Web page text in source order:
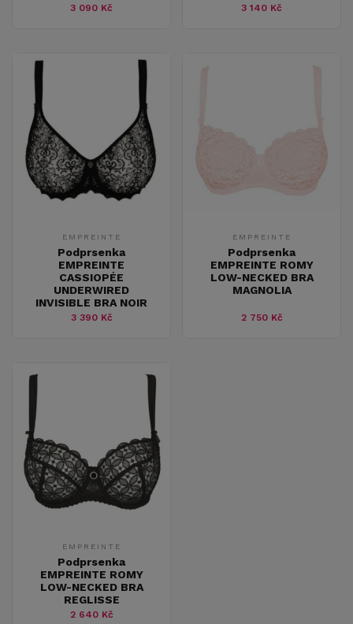
3 090 Kč 3 140 Kč
EMPREINTE
Podprsenka
EMPREINTE
CASSIOPÉE
UNDERWIRED
INVISIBLE BRA NOIR
3 390 Kč
EMPREINTE
Podprsenka
EMPREINTE ROMY
LOW-NECKED BRA
MAGNOLIA
2 750 Kč
EMPREINTE
Podprsenka
EMPREINTE ROMY
LOW-NECKED BRA
REGLISSE
2 640 Kč